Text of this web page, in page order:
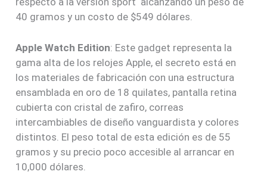
40 gramos y un costo de $549 dólares.
Apple Watch Edition: Este gadget representa la
gama alta de los relojes Apple, el secreto está en
los materiales de fabricación con una estructura
ensamblada en oro de 18 quilates, pantalla retina
cubierta con cristal de zafiro, correas
intercambiables de diseño vanguardista y colores
distintos. El peso total de esta edición es de 55
gramos y su precio poco accesible al arrancar en
10,000 dólares.